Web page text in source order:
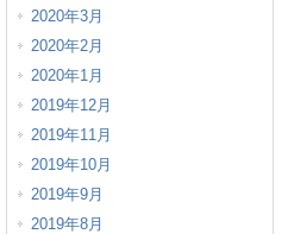
2020年3月
2020年2月
2020年1月
2019年12月
2019年11月
2019年10月
2019年9月
2019年8月